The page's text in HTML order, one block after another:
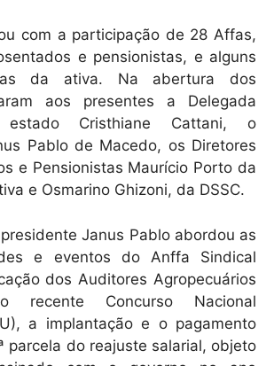
com a participação de 28 Affas,
e pensionistas, e alguns
da ativa. Na abertura dos
aos presentes a Delegada
Cristhiane Cattani, o
Pablo de Macedo, os Diretores
e Pensionistas Maurício Porto da
e Osmarino Ghizoni, da DSSC.
Janus Pablo abordou as
e eventos do Anffa Sindical
dos Auditores Agropecuários
recente Concurso Nacional
a implantação e o pagamento
parcela do reajuste salarial, objeto